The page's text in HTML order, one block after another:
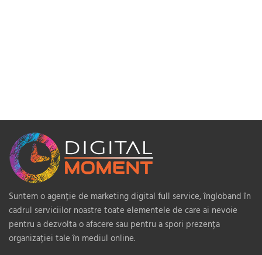
Suntem o agenție de marketing digital full service, îngloband în
cadrul serviciilor noastre toate elementele de care ai nevoie
pentru a dezvolta o afacere sau pentru a spori prezența
organizației tale în mediul online.